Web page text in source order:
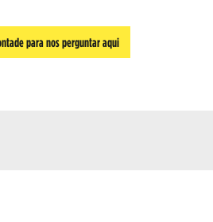
para nos perguntar aqui